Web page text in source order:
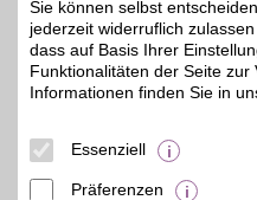
8%
Sie können selbst
jederzeit widerruflich
dass auf Basis Ihrer
Funktionalitäten der Seite
Informationen finden Sie in
Essenziell
Präferenzen